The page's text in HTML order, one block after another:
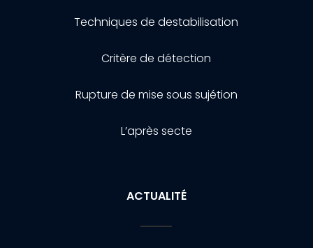
Techniques de destabilisation
Critère de détection
Rupture de mise sous sujétion
L’après secte
ACTUALITÉ